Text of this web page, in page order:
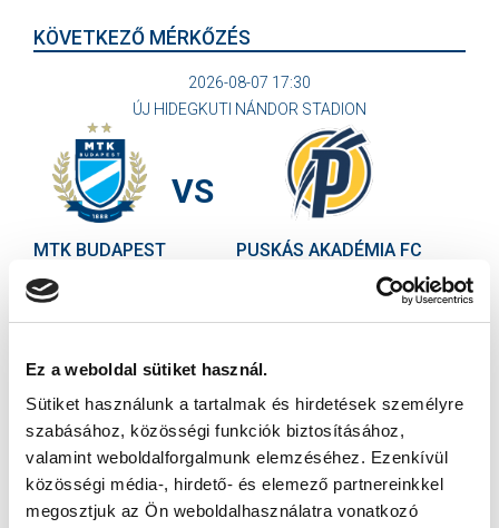
Ez a weboldal sütiket használ.
Sütiket használunk a tartalmak és hirdetések személyre
szabásához, közösségi funkciók biztosításához,
valamint weboldalforgalmunk elemzéséhez. Ezenkívül
közösségi média-, hirdető- és elemező partnereinkkel
megosztjuk az Ön weboldalhasználatra vonatkozó
KÖVETKEZŐ MÉRKŐZÉS
2026-08-07 17:30
ÚJ HIDEGKUTI NÁNDOR STADION
MTK BUDAPEST
VS
PUSKÁS AKADÉMIA FC
MTK BUDAPEST HÍRLEVÉL
hírlevelünkre: